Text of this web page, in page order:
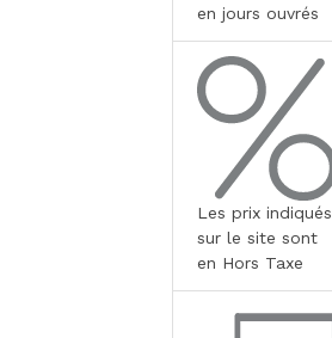
en jours ouvrés
Les prix indiqués
sur le site sont
en Hors Taxe